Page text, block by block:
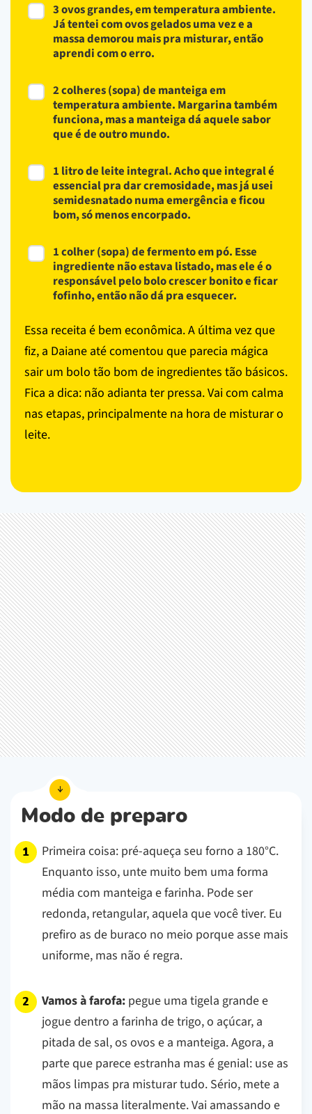
3 ovos grandes, em temperatura ambiente.
Já tentei com ovos gelados uma vez e a
massa demorou mais pra misturar, então
aprendi com o erro.
2 colheres (sopa) de manteiga em
temperatura ambiente. Margarina também
funciona, mas a manteiga dá aquele sabor
que é de outro mundo.
1 litro de leite integral. Acho que integral é
essencial pra dar cremosidade, mas já usei
semidesnatado numa emergência e ficou
bom, só menos encorpado.
1 colher (sopa) de fermento em pó. Esse
ingrediente não estava listado, mas ele é o
responsável pelo bolo crescer bonito e ficar
fofinho, então não dá pra esquecer.
Essa receita é bem econômica. A última vez que
fiz, a Daiane até comentou que parecia mágica
sair um bolo tão bom de ingredientes tão básicos.
Fica a dica: não adianta ter pressa. Vai com calma
nas etapas, principalmente na hora de misturar o
leite.
Modo de preparo
Primeira coisa: pré-aqueça seu forno a 180°C.
Enquanto isso, unte muito bem uma forma
média com manteiga e farinha. Pode ser
redonda, retangular, aquela que você tiver. Eu
prefiro as de buraco no meio porque asse mais
uniforme, mas não é regra.
Vamos à farofa: pegue uma tigela grande e
jogue dentro a farinha de trigo, o açúcar, a
pitada de sal, os ovos e a manteiga. Agora, a
parte que parece estranha mas é genial: use as
mãos limpas pra misturar tudo. Sério, mete a
mão na massa literalmente. Vai amassando e